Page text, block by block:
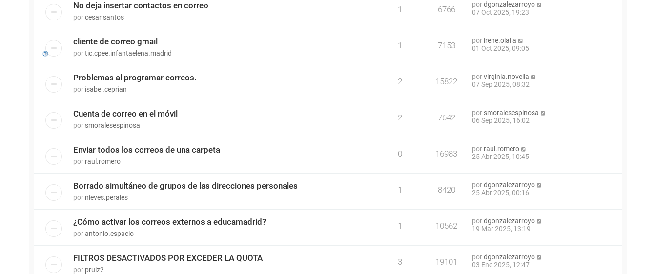
No deja insertar contactos en correo
porcesar.santos
1 6766 pordgonzalezarroyo
07 Oct 2025, 19:23
cliente de correo gmail
portic.cpee.infantaelena.madrid
1 7153 por irene.olalla
01 Oct 2025, 09:05
Problemas al programar correos.
por isabel.ceprian
2 15822 porvirginia.novella
07 Sep 2025, 08:32
Cuenta de correo en el móvil
por smoralesespinosa
2 7642 por smoralesespinosa
06 Sep 2025, 16:02
Enviar todos los correos de una carpeta
por raul.romero
0 16983 por raul.romero
25 Abr 2025, 10:45
Borrado simultáneo de grupos de las direcciones personales
por nieves.perales
1 8420 pordgonzalezarroyo
25 Abr 2025, 00:16
¿Cómo activar los correos externos a educamadrid?
porantonio.espacio
1 10562 pordgonzalezarroyo
19 Mar 2025, 13:19
FILTROS DESACTIVADOS POR EXCEDER LA QUOTA
por pruiz2
3 19101 pordgonzalezarroyo
03 Ene 2025, 12:47